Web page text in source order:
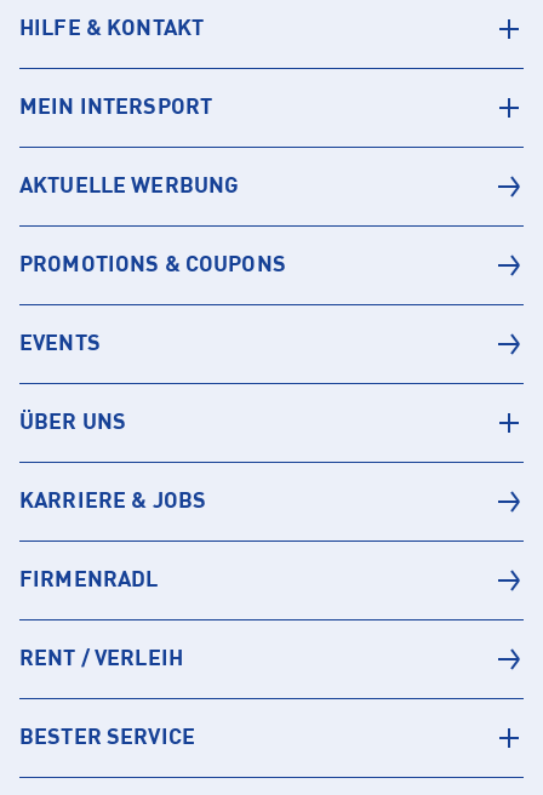
HILFE & KONTAKT
MEIN INTERSPORT
AKTUELLE WERBUNG
PROMOTIONS & COUPONS
EVENTS
ÜBER UNS
KARRIERE & JOBS
FIRMENRADL
RENT / VERLEIH
BESTER SERVICE